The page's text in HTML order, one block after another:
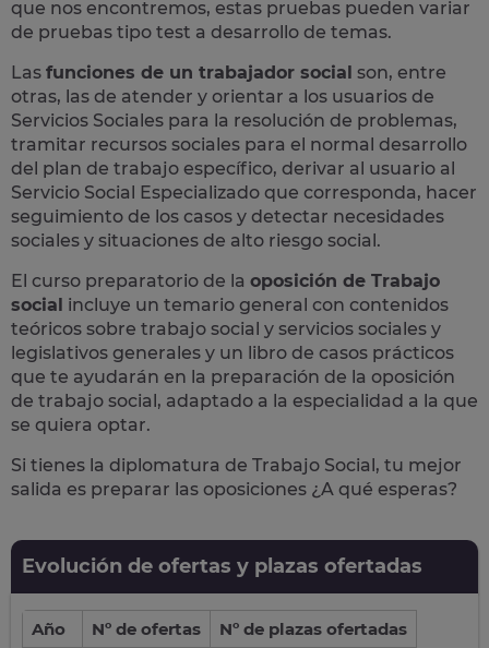
que nos encontremos, estas pruebas pueden variar
de pruebas tipo test a desarrollo de temas.
Las funciones de un trabajador social son, entre
otras, las de atender y orientar a los usuarios de
Servicios Sociales para la resolución de problemas,
tramitar recursos sociales para el normal desarrollo
del plan de trabajo específico, derivar al usuario al
Servicio Social Especializado que corresponda, hacer
seguimiento de los casos y detectar necesidades
sociales y situaciones de alto riesgo social.
El curso preparatorio de la oposición de Trabajo
social incluye un temario general con contenidos
teóricos sobre trabajo social y servicios sociales y
legislativos generales y un libro de casos prácticos
que te ayudarán en la preparación de la oposición
de trabajo social, adaptado a la especialidad a la que
se quiera optar.
Si tienes la diplomatura de Trabajo Social, tu mejor
salida es preparar las oposiciones ¿A qué esperas?
Evolución de ofertas y plazas ofertadas
Año Nº de ofertas Nº de plazas ofertadas